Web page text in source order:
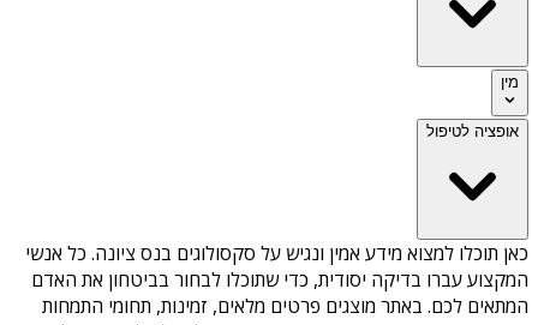
מין
אופציה לטיפול
כאן תוכלו למצוא מידע אמין ונגיש על סקסולוגים בנס ציונה. כל אנשי
המקצוע עברו בדיקה יסודית, כדי שתוכלו לבחור בביטחון את האדם
המתאים לכם. באתר מוצגים פרטים מלאים, זמינות, תחומי התמחות